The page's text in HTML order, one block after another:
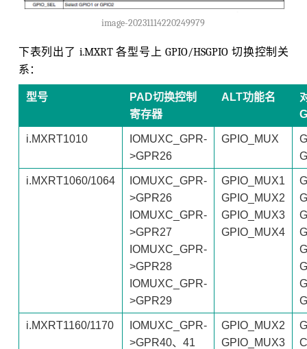
image-20231114220249979
下表列出了 i.MXRT 各型号上 GPIO/HSGPIO 切换控制关
系：
型号
PAD切换控制
寄存器
ALT功能名
i.MXRT1010
IOMUXC_GPR-
>GPR26
GPIO_MUX
i.MXRT1060/1064
IOMUXC_GPR-
>GPR26
IOMUXC_GPR-
>GPR27
IOMUXC_GPR-
>GPR28
IOMUXC_GPR-
>GPR29
GPIO_MUX1
GPIO_MUX2
GPIO_MUX3
GPIO_MUX4
i.MXRT1160/1170
IOMUXC_GPR-
>GPR40、41
GPIO_MUX2
GPIO_MUX3